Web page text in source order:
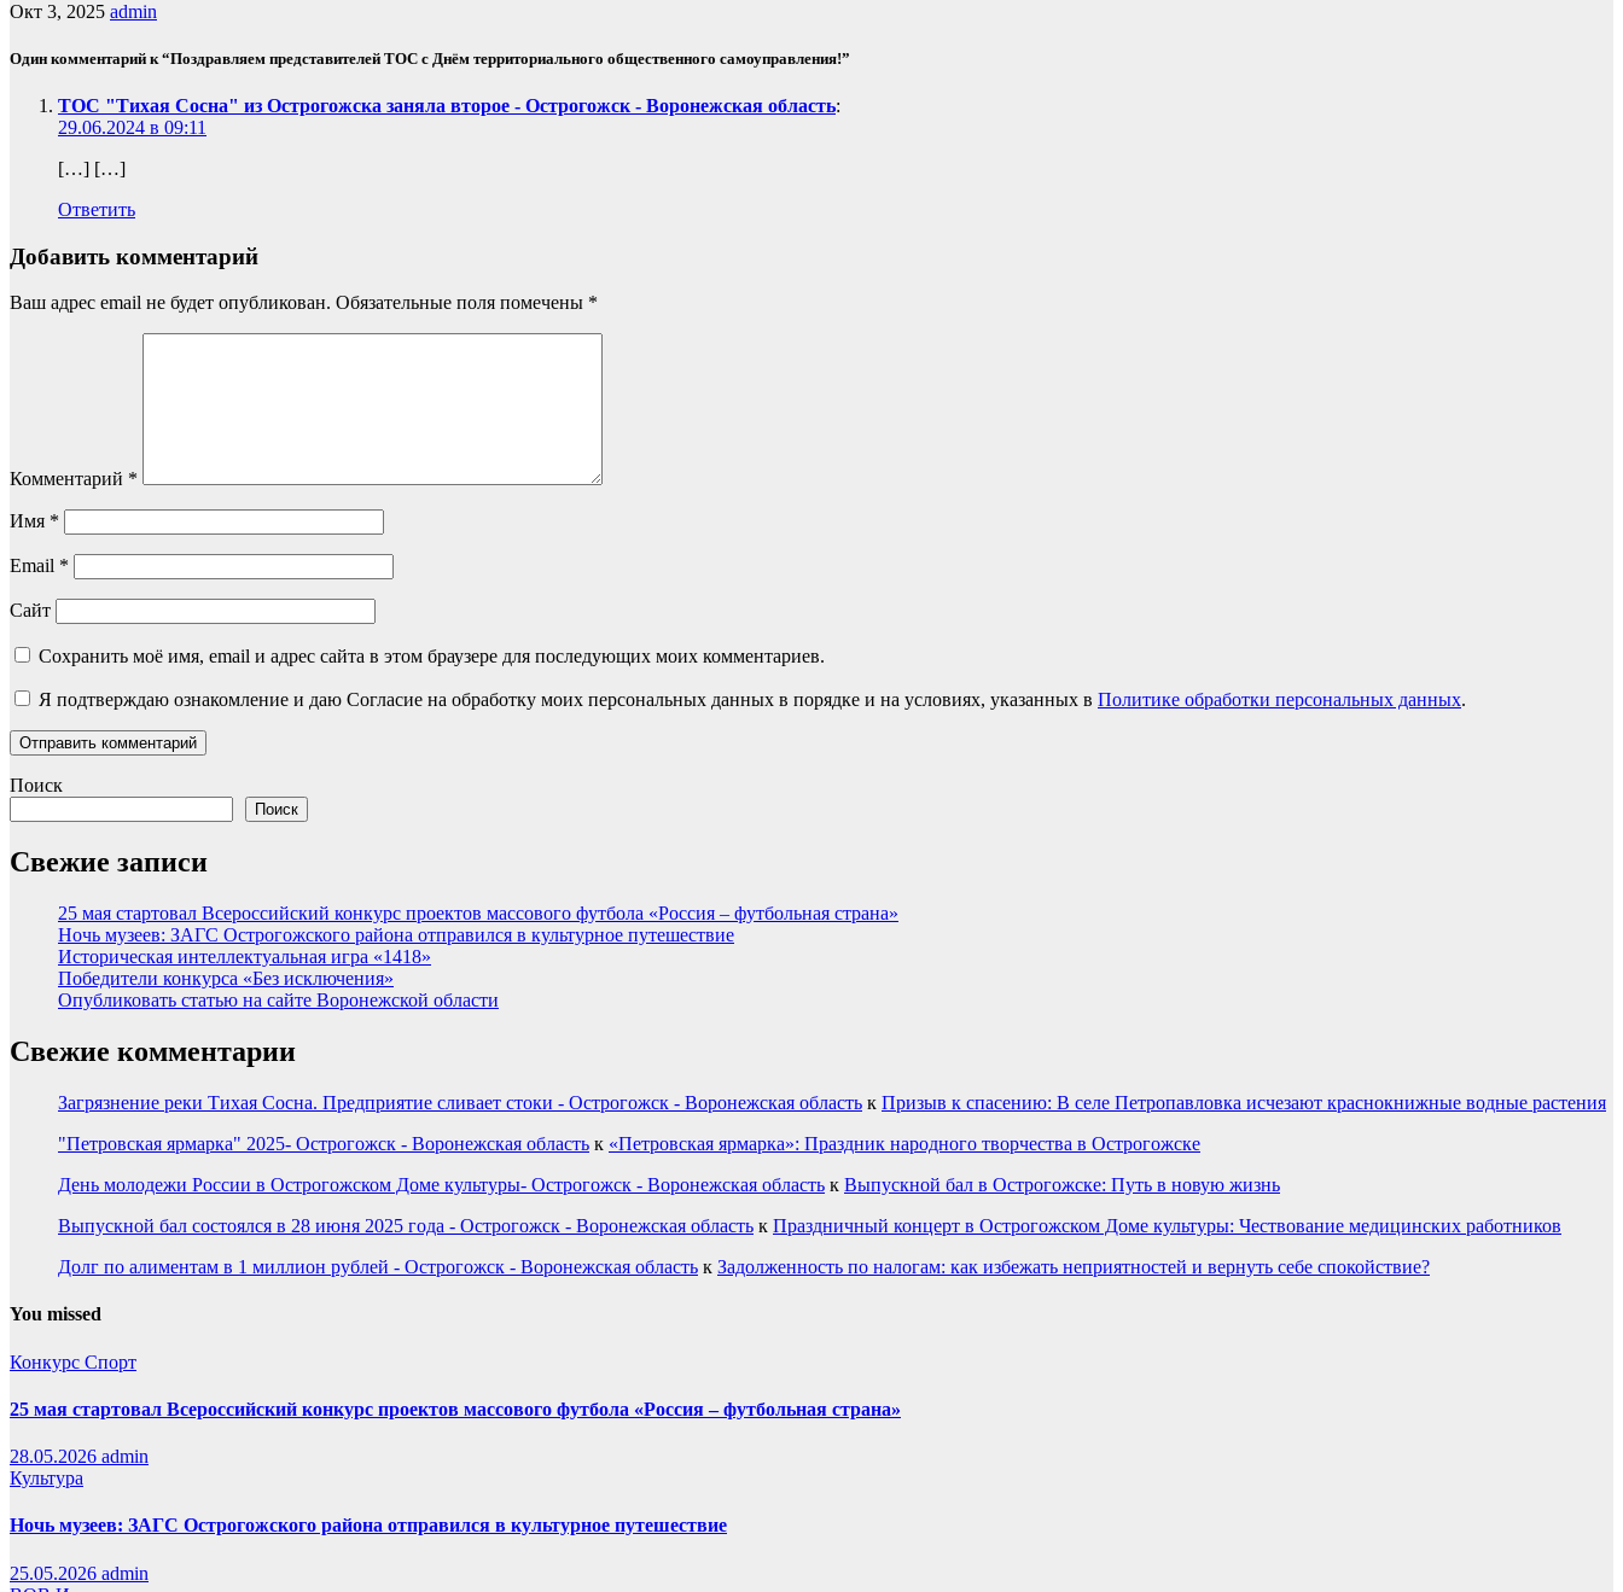
Окт 3, 2025 admin
Один комментарий к “Поздравляем представителей ТОС с Днём территориального общественного самоуправления!”
ТОС "Тихая Сосна" из Острогожска заняла второе - Острогожск - Воронежская область:
29.06.2024 в 09:11
[…] […]
Ответить
Добавить комментарий
Ваш адрес email не будет опубликован. Обязательные поля помечены *
Комментарий *
Имя *
Email *
Сайт
Сохранить моё имя, email и адрес сайта в этом браузере для последующих моих комментариев.
Я подтверждаю ознакомление и даю Согласие на обработку моих персональных данных в порядке и на условиях, указанных в Политике обработки персональных данных.
Поиск
Поиск
Свежие записи
25 мая стартовал Всероссийский конкурс проектов массового футбола «Россия – футбольная страна»
Ночь музеев: ЗАГС Острогожского района отправился в культурное путешествие
Историческая интеллектуальная игра «1418»
Победители конкурса «Без исключения»
Опубликовать статью на сайте Воронежской области
Свежие комментарии
Загрязнение реки Тихая Сосна. Предприятие сливает стоки - Острогожск - Воронежская область к Призыв к спасению: В селе Петропавловка исчезают краснокнижные водные растения
"Петровская ярмарка" 2025- Острогожск - Воронежская область к «Петровская ярмарка»: Праздник народного творчества в Острогожске
День молодежи России в Острогожском Доме культуры- Острогожск - Воронежская область к Выпускной бал в Острогожске: Путь в новую жизнь
Выпускной бал состоялся в 28 июня 2025 года - Острогожск - Воронежская область к Праздничный концерт в Острогожском Доме культуры: Чествование медицинских работников
Долг по алиментам в 1 миллион рублей - Острогожск - Воронежская область к Задолженность по налогам: как избежать неприятностей и вернуть себе спокойствие?
You missed
Конкурс Спорт
25 мая стартовал Всероссийский конкурс проектов массового футбола «Россия – футбольная страна»
28.05.2026 admin
Культура
Ночь музеев: ЗАГС Острогожского района отправился в культурное путешествие
25.05.2026 admin